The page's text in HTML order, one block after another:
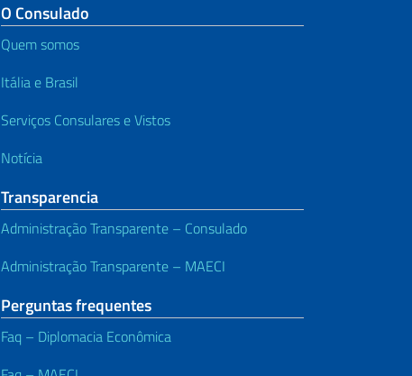
O Consulado
Quem somos
Itália e Brasil
Serviços Consulares e Vistos
Notícia
Transparencia
Administração Transparente – Consulado
Administração Transparente – MAECI
Perguntas frequentes
Faq – Diplomacia Econômica